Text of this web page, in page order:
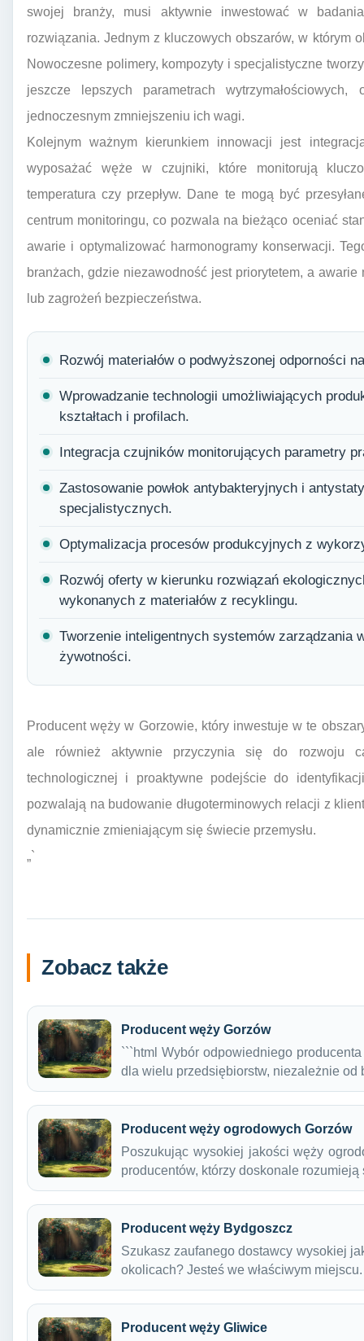
swojej branży, musi aktywnie inwestować w
rozwiązania. Jednym z kluczowych obszarów, w którym
Nowoczesne polimery, kompozyty i specjalistyczne
jeszcze lepszych parametrach
jednoczesnym zmniejszeniu ich wagi.
Kolejnym ważnym kierunkiem innowacji jest
wyposażać węże w czujniki, które monitorują
temperatura czy przepływ. Dane te mogą być
centrum monitoringu, co pozwala na bieżąco oceniać
awarie i optymalizować harmonogramy konserwacji.
branżach, gdzie niezawodność jest priorytetem, a
lub zagrożeń bezpieczeństwa.
Rozwój materiałów o podwyższonej odporności
Wprowadzanie technologii umożliwiających
kształtach i profilach.
Integracja czujników monitorujących parametry
Zastosowanie powłok antybakteryjnych i
specjalistycznych.
Optymalizacja procesów produkcyjnych z
Rozwój oferty w kierunku rozwiązań
wykonanych z materiałów z recyklingu.
Tworzenie inteligentnych systemów zarządzania
żywotności.
Producent węży w Gorzowie, który inwestuje w te
ale również aktywnie przyczynia się do rozwoju
technologicznej i proaktywne podejście do
pozwalają na budowanie długoterminowych relacji z
dynamicznie zmieniającym się świecie przemysłu.
„`
Zobacz także
Producent węży Gorzów
```html Wybór odpowiedniego
dla wielu przedsiębiorstw, niezależnie od
Producent węży ogrodowych Gorzów
Poszukując wysokiej jakości węży
producentów, którzy doskonale
Producent węży Bydgoszcz
Szukasz zaufanego dostawcy wysokiej
okolicach? Jesteś we właściwym
Producent węży Gliwice